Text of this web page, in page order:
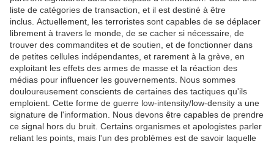
liste de catégories de transaction, et il est destiné à être
inclus. Actuellement, les terroristes sont capables de se déplacer
librement à travers le monde, de se cacher si nécessaire, de
trouver des commandites et de soutien, et de fonctionner dans
de petites cellules indépendantes, et rarement à la grève, en
exploitant les effets des armes de masse et la réaction des
médias pour influencer les gouvernements. Nous sommes
douloureusement conscients de certaines des tactiques qu'ils
emploient. Cette forme de guerre low-intensity/low-density a une
signature de l'information. Nous devons être capables de prendre
ce signal hors du bruit. Certains organismes et apologistes parler
reliant les points, mais l'un des problèmes est de savoir laquelle